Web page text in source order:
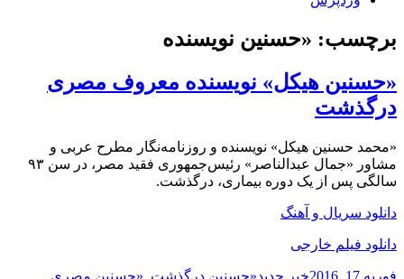
برچسب: «حسنین نویسنده
«حسنین هیکل» نویسنده معروف مصری
درگذشت
«محمد حسنین هیکل» نویسنده و روزنامه‌نگار مطرح عربی و
مشاور «جمال عبدالناصر» رئیس‌جمهوری فقید مصر، در سن ۹۳
سالگی پس از یک دوره بیماری، درگذشت.
دانلود سریال و آهنگ
دانلود فیلم خارجی
ارسال
فوریه 17, 2016 نویسنده
دسته‌ها
خبر جدیدبرچسب‌ها
«حسنین درگذشت «حسنین مصری